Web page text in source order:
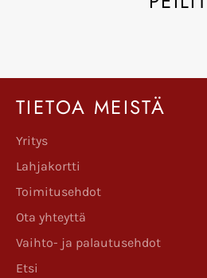
TIETOA MEISTÄ
Yritys
Lahjakortti
Toimitusehdot
Ota yhteyttä
Vaihto- ja palautusehdot
Etsi